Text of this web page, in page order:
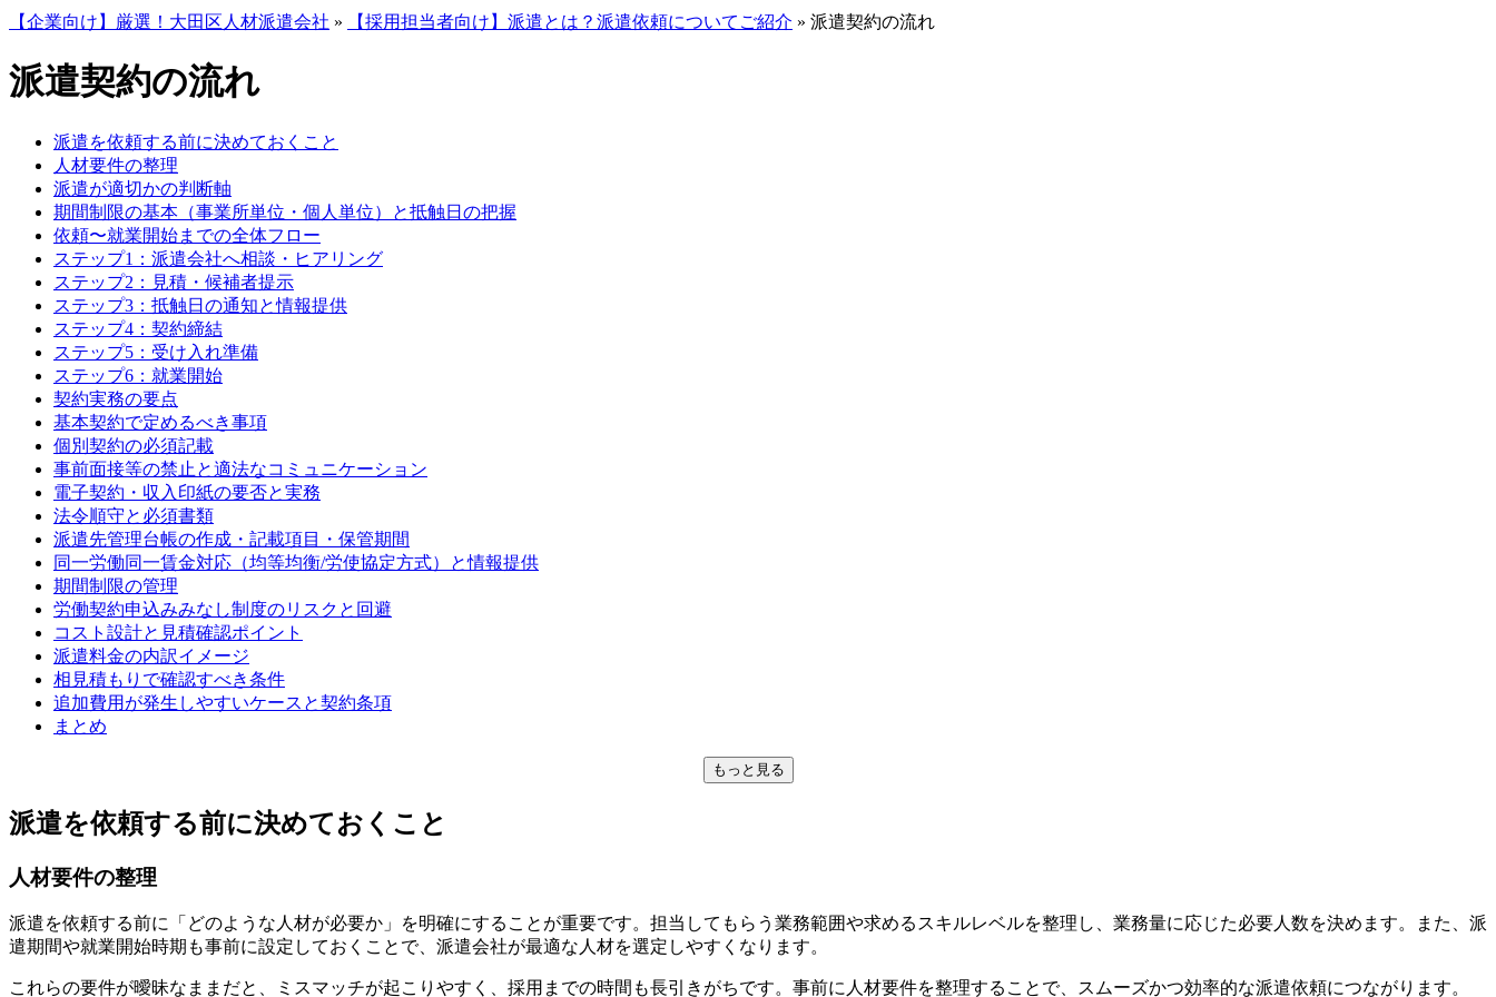
【企業向け】厳選！大田区人材派遣会社 » 【採用担当者向け】派遣とは？派遣依頼についてご紹介 » 派遣契約の流れ
派遣契約の流れ
派遣を依頼する前に決めておくこと
人材要件の整理
派遣が適切かの判断軸
期間制限の基本（事業所単位・個人単位）と抵触日の把握
依頼〜就業開始までの全体フロー
ステップ1：派遣会社へ相談・ヒアリング
ステップ2：見積・候補者提示
ステップ3：抵触日の通知と情報提供
ステップ4：契約締結
ステップ5：受け入れ準備
ステップ6：就業開始
契約実務の要点
基本契約で定めるべき事項
個別契約の必須記載
事前面接等の禁止と適法なコミュニケーション
電子契約・収入印紙の要否と実務
法令順守と必須書類
派遣先管理台帳の作成・記載項目・保管期間
同一労働同一賃金対応（均等均衡/労使協定方式）と情報提供
期間制限の管理
労働契約申込みみなし制度のリスクと回避
コスト設計と見積確認ポイント
派遣料金の内訳イメージ
相見積もりで確認すべき条件
追加費用が発生しやすいケースと契約条項
まとめ
もっと見る
派遣を依頼する前に決めておくこと
人材要件の整理
派遣を依頼する前に「どのような人材が必要か」を明確にすることが重要です。 担当してもらう業務範囲や求めるスキルレベルを整理 し、業務量に応じた必要人数を決めます。また、派
遣期間や就業開始時期も事前に設定しておくことで、派遣会社が最適な人材を選定しやすくなります。
これらの要件が曖昧なままだと、ミスマッチが起こりやすく、採用までの時間も長引きがちです。事前に人材要件を整理することで、スムーズかつ効率的な派遣依頼につながります。